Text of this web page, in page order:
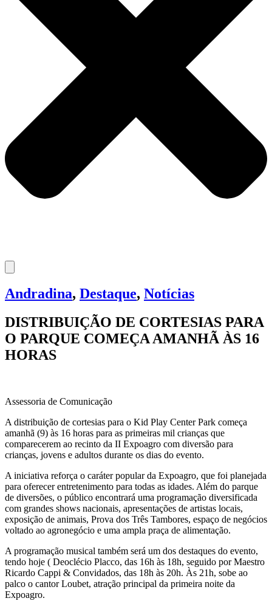
Andradina, Destaque, Notícias
DISTRIBUIÇÃO DE CORTESIAS PARA
O PARQUE COMEÇA AMANHÃ ÀS 16
HORAS
Assessoria de Comunicação
A distribuição de cortesias para o Kid Play Center Park começa
amanhã (9) às 16 horas para as primeiras mil crianças que
comparecerem ao recinto da II Expoagro com diversão para
crianças, jovens e adultos durante os dias do evento.
A iniciativa reforça o caráter popular da Expoagro, que foi planejada
para oferecer entretenimento para todas as idades. Além do parque
de diversões, o público encontrará uma programação diversificada
com grandes shows nacionais, apresentações de artistas locais,
exposição de animais, Prova dos Três Tambores, espaço de negócios
voltado ao agronegócio e uma ampla praça de alimentação.
A programação musical também será um dos destaques do evento,
tendo hoje ( Deoclécio Placco, das 16h às 18h, seguido por Maestro
Ricardo Cappi & Convidados, das 18h às 20h. Às 21h, sobe ao
palco o cantor Loubet, atração principal da primeira noite da
Expoagro.